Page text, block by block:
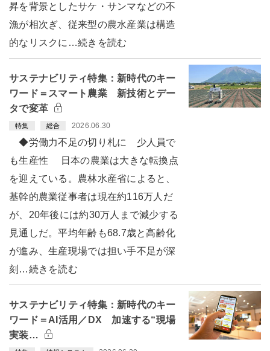
昇を背景としたサケ・サンマなどの不
漁が相次ぎ、従来型の農水産業は構造
的なリスクに…続きを読む
サステナビリティ特集：新時代のキー
ワード＝スマート農業 新技術とデー
タで変革
特集 総合 2026.06.30
◆労働力不足の切り札に 少人員で
も生産性 日本の農業は大きな転換点
を迎えている。農林水産省によると、
基幹的農業従事者は現在約116万人だ
が、20年後には約30万人まで減少する
見通しだ。平均年齢も68.7歳と高齢化
が進み、生産現場では担い手不足が深
刻…続きを読む
サステナビリティ特集：新時代のキー
ワード＝AI活用／DX 加速する“現場
実装…